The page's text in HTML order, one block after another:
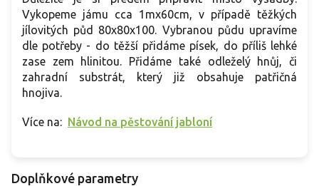
Vykopeme jámu cca 1mx60cm, v případě těžkých
jílovitých půd 80x80x100. Vybranou půdu upravíme
dle potřeby - do těžší přidáme písek, do příliš lehké
zase zem hlinitou. Přidáme také odleželý hnůj, či
zahradní substrát, který již obsahuje patřičná
hnojiva.
Více na: Návod na pěstování jabloní
Doplňkové parametry